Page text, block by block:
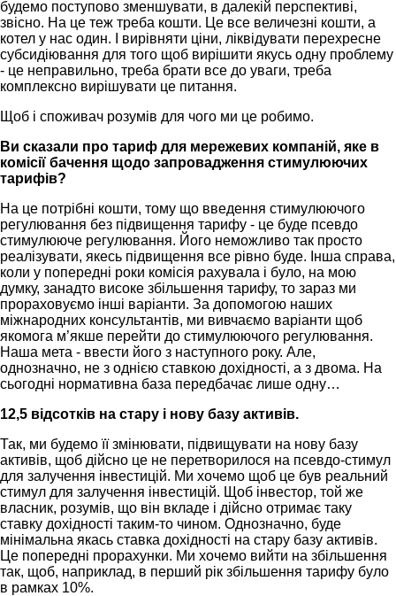
будемо поступово зменшувати, в далекій перспективі,
звісно. На це теж треба кошти. Це все величезні кошти, а
котел у нас один. І вирівняти ціни, ліквідувати перехресне
субсидіювання для того щоб вирішити якусь одну проблему
- це неправильно, треба брати все до уваги, треба
комплексно вирішувати це питання.
Щоб і споживач розумів для чого ми це робимо.
Ви сказали про тариф для мережевих компаній, яке в
комісії бачення щодо запровадження стимулюючих
тарифів?
На це потрібні кошти, тому що введення стимулюючого
регулювання без підвищення тарифу - це буде псевдо
стимулююче регулювання. Його неможливо так просто
реалізувати, якесь підвищення все рівно буде. Інша справа,
коли у попередні роки комісія рахувала і було, на мою
думку, занадто високе збільшення тарифу, то зараз ми
прораховуємо інші варіанти. За допомогою наших
міжнародних консультантів, ми вивчаємо варіанти щоб
якомога м’якше перейти до стимулюючого регулювання.
Наша мета - ввести його з наступного року. Але,
однозначно, не з однією ставкою дохідності, а з двома. На
сьогодні нормативна база передбачає лише одну…
12,5 відсотків на стару і нову базу активів.
Так, ми будемо її змінювати, підвищувати на нову базу
активів, щоб дійсно це не перетворилося на псевдо-стимул
для залучення інвестицій. Ми хочемо щоб це був реальний
стимул для залучення інвестицій. Щоб інвестор, той же
власник, розумів, що він вкладе і дійсно отримає таку
ставку дохідності таким-то чином. Однозначно, буде
мінімальна якась ставка дохідності на стару базу активів.
Це попередні прорахунки. Ми хочемо вийти на збільшення
так, щоб, наприклад, в перший рік збільшення тарифу було
в рамках 10%.